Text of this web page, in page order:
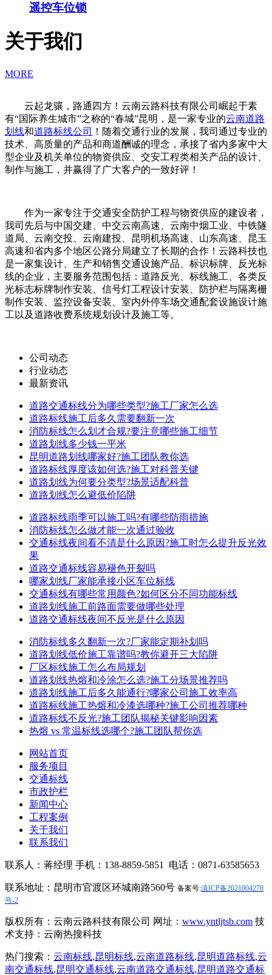
遥控车位锁
关于我们
MORE
云起龙骧，路通四方！云南云路科技有限公司崛起于素
有“国际养生城市”之称的“春城”昆明，是一家专业的云南道路
划线和道路标线公司
！随着交通行业的发展，我司通过专业的
技术、高质量的产品和商道酬诚的理念，承接了省内多家中大
型企业及机关单位的物资供应、交安工程类相关产品的设计、
制作与施工，并赢得了广大客户的一致好评！
作为一家专注于交通安全防护工程与物资供应的建设者，
我司先后与中国交建、中交云南高速、云南中烟工业、中铁隧
道局、云南交投、云南建投、昆明机场高速、山东高速、昆玉
高速和省内多个地区公路分局建立了长期的合作！云路科技也
是一家集设计、生产和销售交通设施产品、标识标牌、反光标
线的企业，主要服务范围包括：道路反光、标线施工、各类反
光标志标牌制作安装、信号灯工程设计安装、防护栏与隔离栅
制作安装、监控设备安装、室内外停车场交通配套设施设计施
工以及道路收费系统规划设计及施工等。
公司动态
行业动态
最新资讯
道路交通标线分为哪些类型?施工厂家怎么选
道路标线施工后多久需要翻新一次
消防标线怎么划才合规?要注意哪些施工细节
道路划线多少钱一平米
昆明道路划线哪家好?施工团队教你选
道路标线厚度该如何选?施工对科普关键
道路划线为何要分类型?场景适配科普
道路划线怎么避低价陷阱
道路标线雨季可以施工吗?有哪些防雨措施
消防标线怎么做才能一次通过验收
交通标线夜间看不清是什么原因?施工时怎么提升反光效
果
道路交通标线容易褪色开裂吗
哪家划线厂家能承接小区车位标线
交通标线有哪些常用颜色?如何区分不同功能标线
道路划线施工前路面需要做哪些处理
道路交通标线夜间不反光是什么原因
消防标线多久翻新一次?厂家能定期补划吗
道路划线低价施工靠谱吗?教你避开三大陷阱
厂区标线施工怎么布局规划
道路划线热熔和冷涂怎么选?施工分场景推荐吗
道路划线施工后多久能通行?哪家公司施工效率高
道路标线施工热熔和冷漆选哪种?施工公司推荐哪种
道路标线不反光?施工团队揭秘关键影响因素
热熔 vs 常温标线选哪个?施工团队帮你选
网站首页
服务项目
交通标线
市政护栏
新闻中心
工程案例
关于我们
联系我们
联系人：蒋经理 手机：138-8859-5851 电话：0871-63585653
联系地址：昆明市官渡区环城南路560号 备案号:滇ICP备2021004278
号-2
版权所有：云南云路科技有限公司 网址： www.yntljtsb.com 技
术支持：云南热搜科技
热门搜索： 云南标线,昆明标线,云南道路标线,昆明道路标线,云
南交通标线,昆明交通标线,云南道路交通标线,昆明道路交通标